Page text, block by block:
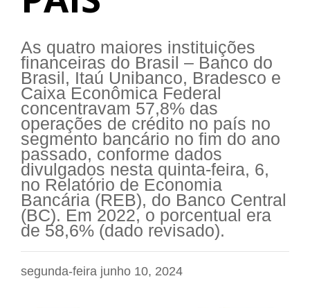
As quatro maiores instituições
financeiras do Brasil – Banco do
Brasil, Itaú Unibanco, Bradesco e
Caixa Econômica Federal
concentravam 57,8% das
operações de crédito no país no
segmento bancário no fim do ano
passado, conforme dados
divulgados nesta quinta-feira, 6,
no Relatório de Economia
Bancária (REB), do Banco Central
(BC). Em 2022, o porcentual era
de 58,6% (dado revisado).
segunda-feira junho 10, 2024